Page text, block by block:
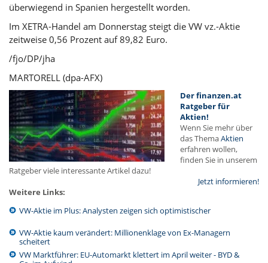
überwiegend in Spanien hergestellt worden.
Im XETRA-Handel am Donnerstag steigt die VW vz.-Aktie
zeitweise 0,56 Prozent auf 89,82 Euro.
/fjo/DP/jha
MARTORELL (dpa-AFX)
Der finanzen.at
Ratgeber für
Aktien!
Wenn Sie mehr über
das ThemaAktien
erfahren wollen,
finden Sie in unserem
Ratgeber viele interessante Artikel dazu!
Jetzt informieren!
Weitere Links:
VW-Aktie im Plus: Analysten zeigen sich optimistischer
VW-Aktie kaum verändert: Millionenklage von Ex-Managern
scheitert
VW Marktführer: EU-Automarkt klettert im April weiter - BYD &